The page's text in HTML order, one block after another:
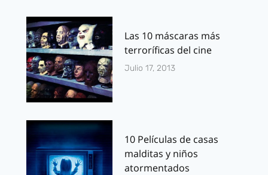
Las 10 máscaras más
terroríficas del cine
Julio 17, 2013
10 Películas de casas
malditas y niños
atormentados